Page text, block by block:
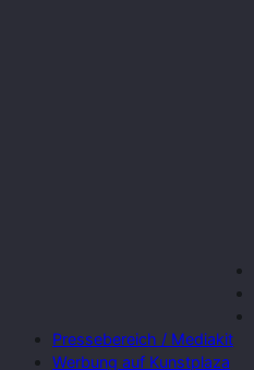
Pressebereich / Mediakit
Werbung auf Kunstplaza